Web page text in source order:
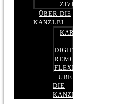
ZIVILRECHT
ÜBER DIE
KANZLEI
KARRIERE
–
DIGITAL,
REMOTE,
FLEXIBEL
ÜBER
DIE
KANZLEI